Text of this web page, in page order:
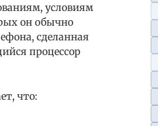
условиям
он обычно
сделанная
процессор
что: